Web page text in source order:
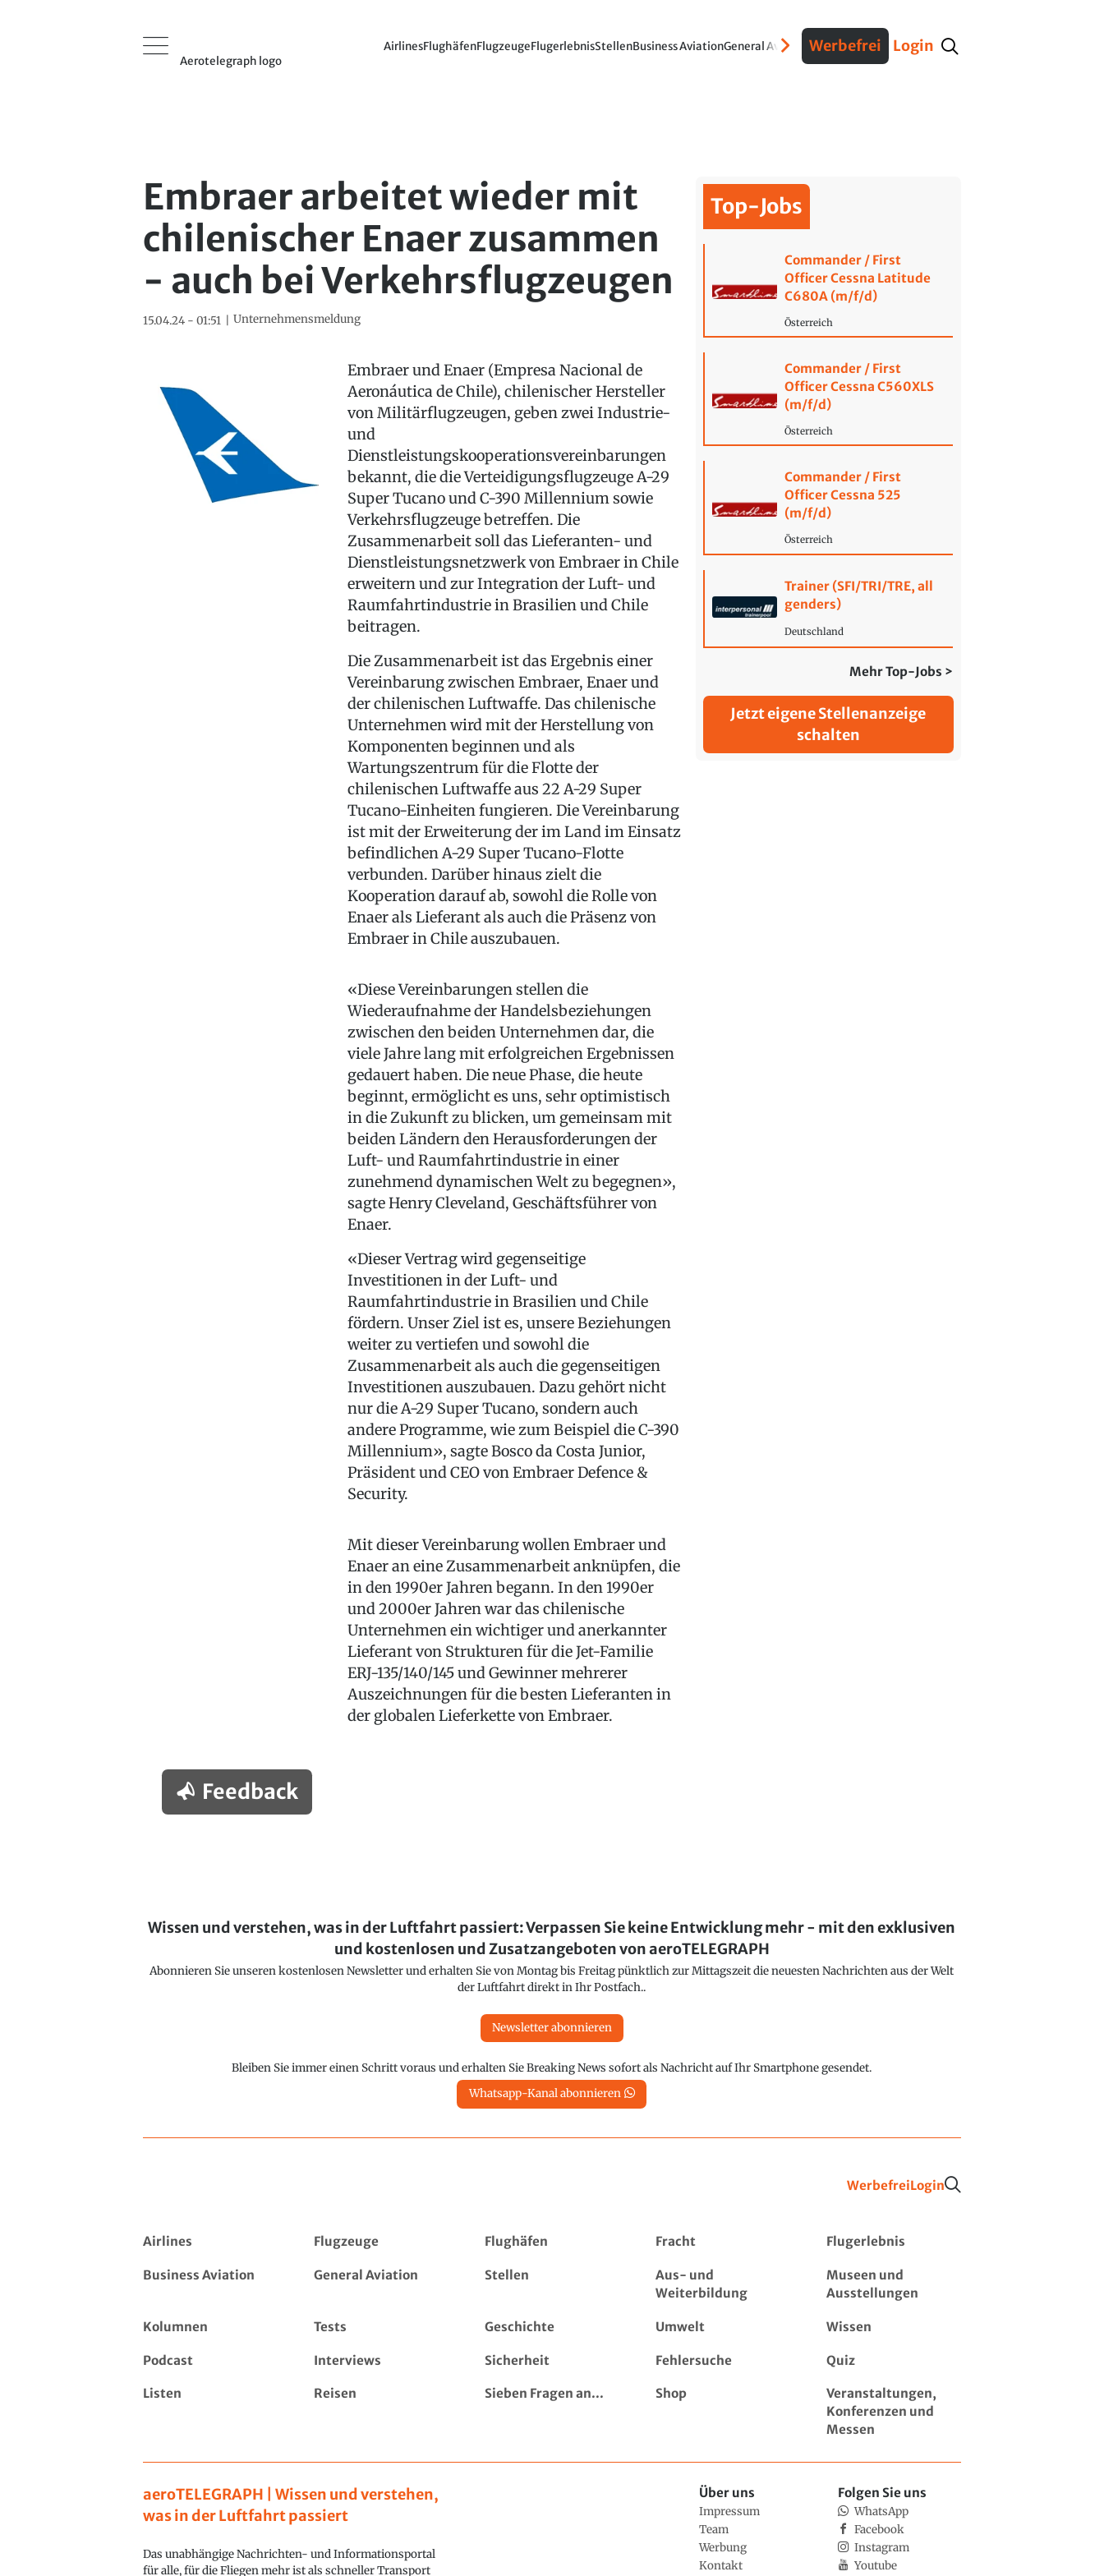
Aerotelegraph logo
AirlinesFlughäfenFlugzeugeFlugerlebnisStellenBusiness AviationGeneral AviationVerteidigungInterviews Fracht
Werbefrei Login
Embraer arbeitet wieder mit
chilenischer Enaer zusammen
- auch bei Verkehrsflugzeugen
15.04.24 - 01:51 Unternehmensmeldung
Embraer und Enaer (Empresa Nacional de
Aeronáutica de Chile), chilenischer Hersteller
von Militärflugzeugen, geben zwei Industrie-
und
Dienstleistungskooperationsvereinbarungen
bekannt, die die Verteidigungsflugzeuge A-29
Super Tucano und C-390 Millennium sowie
Verkehrsflugzeuge betreffen. Die
Zusammenarbeit soll das Lieferanten- und
Dienstleistungsnetzwerk von Embraer in Chile
erweitern und zur Integration der Luft- und
Raumfahrtindustrie in Brasilien und Chile
beitragen.
Die Zusammenarbeit ist das Ergebnis einer
Vereinbarung zwischen Embraer, Enaer und
der chilenischen Luftwaffe. Das chilenische
Unternehmen wird mit der Herstellung von
Komponenten beginnen und als
Wartungszentrum für die Flotte der
chilenischen Luftwaffe aus 22 A-29 Super
Tucano-Einheiten fungieren. Die Vereinbarung
ist mit der Erweiterung der im Land im Einsatz
befindlichen A-29 Super Tucano-Flotte
verbunden. Darüber hinaus zielt die
Kooperation darauf ab, sowohl die Rolle von
Enaer als Lieferant als auch die Präsenz von
Embraer in Chile auszubauen.
«Diese Vereinbarungen stellen die
Wiederaufnahme der Handelsbeziehungen
zwischen den beiden Unternehmen dar, die
viele Jahre lang mit erfolgreichen Ergebnissen
gedauert haben. Die neue Phase, die heute
beginnt, ermöglicht es uns, sehr optimistisch
in die Zukunft zu blicken, um gemeinsam mit
beiden Ländern den Herausforderungen der
Luft- und Raumfahrtindustrie in einer
zunehmend dynamischen Welt zu begegnen»,
sagte Henry Cleveland, Geschäftsführer von
Enaer.
«Dieser Vertrag wird gegenseitige
Investitionen in der Luft- und
Raumfahrtindustrie in Brasilien und Chile
fördern. Unser Ziel ist es, unsere Beziehungen
weiter zu vertiefen und sowohl die
Zusammenarbeit als auch die gegenseitigen
Investitionen auszubauen. Dazu gehört nicht
nur die A-29 Super Tucano, sondern auch
andere Programme, wie zum Beispiel die C-390
Millennium», sagte Bosco da Costa Junior,
Präsident und CEO von Embraer Defence &
Security.
Mit dieser Vereinbarung wollen Embraer und
Enaer an eine Zusammenarbeit anknüpfen, die
in den 1990er Jahren begann. In den 1990er
und 2000er Jahren war das chilenische
Unternehmen ein wichtiger und anerkannter
Lieferant von Strukturen für die Jet-Familie
ERJ-135/140/145 und Gewinner mehrerer
Auszeichnungen für die besten Lieferanten in
der globalen Lieferkette von Embraer.
Feedback
Top-Jobs
Commander / First
Officer Cessna Latitude
C680A (m/f/d)
Österreich
Commander / First
Officer Cessna C560XLS
(m/f/d)
Österreich
Commander / First
Officer Cessna 525
(m/f/d)
Österreich
Trainer (SFI/TRI/TRE, all
genders)
Deutschland
Mehr Top-Jobs >
Jetzt eigene Stellenanzeige
schalten
Wissen und verstehen, was in der Luftfahrt passiert: Verpassen Sie keine Entwicklung mehr - mit den exklusiven
und kostenlosen und Zusatzangeboten von aeroTELEGRAPH
Abonnieren Sie unseren kostenlosen Newsletter und erhalten Sie von Montag bis Freitag pünktlich zur Mittagszeit die neuesten Nachrichten aus der Welt
der Luftfahrt direkt in Ihr Postfach..
Newsletter abonnieren
Bleiben Sie immer einen Schritt voraus und erhalten Sie Breaking News sofort als Nachricht auf Ihr Smartphone gesendet.
Whatsapp-Kanal abonnieren
WerbefreiLogin
Airlines Flugzeuge Flughäfen Fracht Flugerlebnis
Business Aviation General Aviation Stellen
Aus- und
Weiterbildung
Museen und
Ausstellungen
Kolumnen Tests Geschichte Umwelt Wissen
Podcast Interviews Sicherheit Fehlersuche Quiz
Listen Reisen Sieben Fragen an... Shop
Veranstaltungen,
Konferenzen und
Messen
aeroTELEGRAPH | Wissen und verstehen,
was in der Luftfahrt passiert
Das unabhängige Nachrichten- und Informationsportal
für alle, für die Fliegen mehr ist als schneller Transport
Über uns
Impressum
Team
Werbung
Kontakt
Folgen Sie uns
WhatsApp
Facebook
Instagram
Youtube